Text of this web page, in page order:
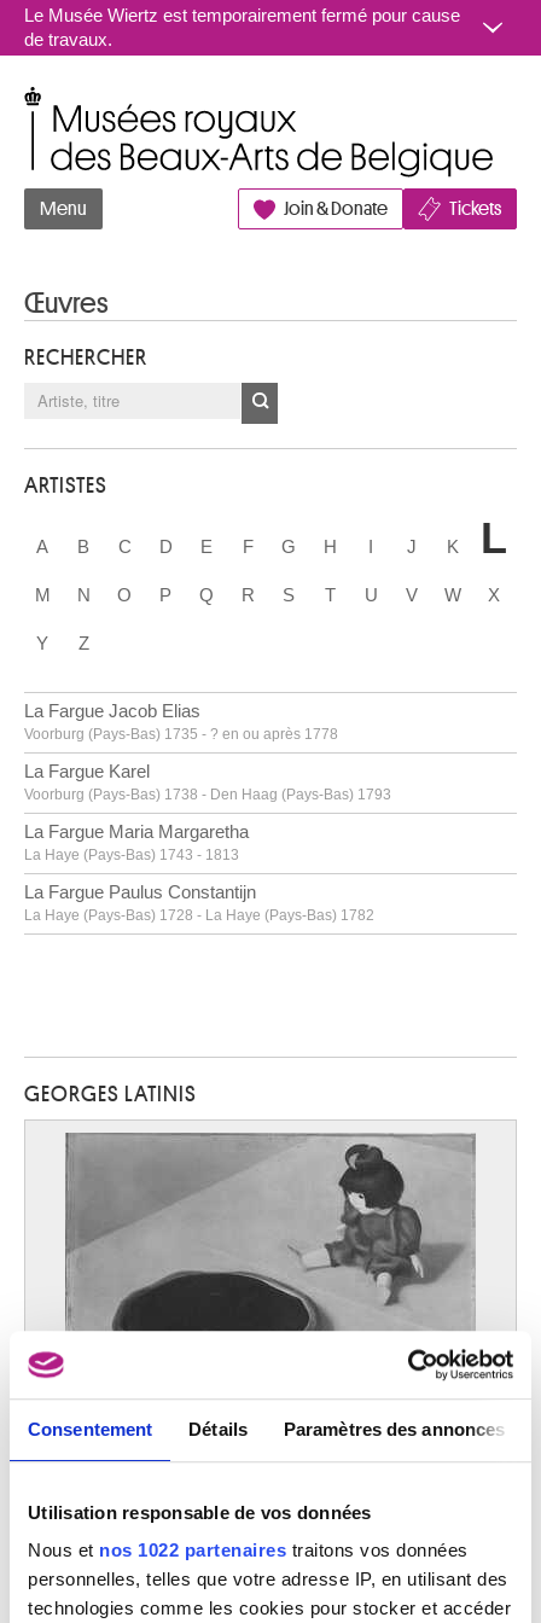
Consentement Détails Paramètres des annonces
Utilisation responsable de vos données
Nous et nos 1022 partenaires traitons vos données
personnelles, telles que votre adresse IP, en utilisant des
technologies comme les cookies pour stocker et accéder
Aller au contenu
Le Musée Wiertz est temporairement fermé pour cause
de travaux.
Menu Join & Donate Tickets
Œuvres
RECHERCHER
ARTISTES
A B C D E F G H I J K L
M N O P Q R S T U V W X
Y Z
La Fargue Jacob Elias
Voorburg (Pays-Bas) 1735 - ? en ou après 1778
La Fargue Karel
Voorburg (Pays-Bas) 1738 - Den Haag (Pays-Bas) 1793
La Fargue Maria Margaretha
La Haye (Pays-Bas) 1743 - 1813
La Fargue Paulus Constantijn
La Haye (Pays-Bas) 1728 - La Haye (Pays-Bas) 1782
Douai, Nord (France) 1905 - Paris (France) 1982
Tournai 1894 - Paris (France) 1975
Lacomblez Jacques
Ixelles / Bruxelles 1934
Lacroix Antoine
Wavre 1843 - Schaerbeek / Bruxelles 1896
Laenen Jean-Paul
Malines 1931 - 2012
Bruxelles 1864 - 1940
Anvers 1950
Lagae Jules
Roulers 1862 - Bruges 1931
GEORGES LATINIS
La tarte aux prunes